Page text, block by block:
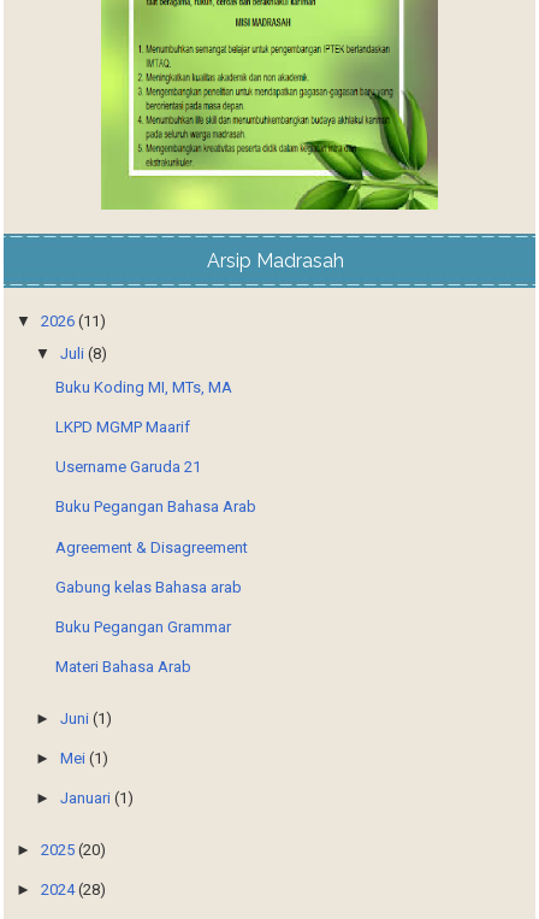
Arsip Madrasah
▼2026(11)
▼Juli(8)
Buku Koding MI, MTs, MA
LKPD MGMP Maarif
Username Garuda 21
Buku Pegangan Bahasa Arab
Agreement & Disagreement
Gabung kelas Bahasa arab
Buku Pegangan Grammar
Materi Bahasa Arab
►Juni(1)
►Mei(1)
►Januari(1)
►2025(20)
►2024(28)